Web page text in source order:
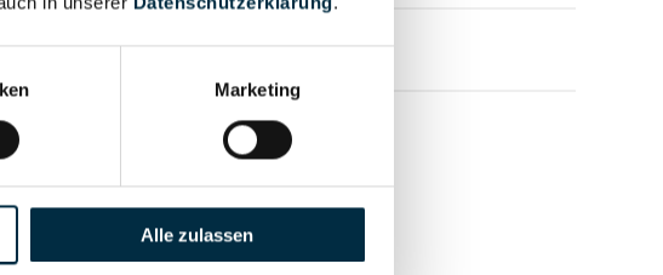
Marketing
Alle zulassen
Unternehmensprofil anfragen
Unternehmensprofil anfragen